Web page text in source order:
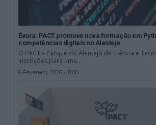
Évora: PACT promove nova formação em
competências digitais no Alentejo
O PACT – Parque do Alentejo de Ciência e
inscrições para uma...
6 Fevereiro, 2026 - 11:00